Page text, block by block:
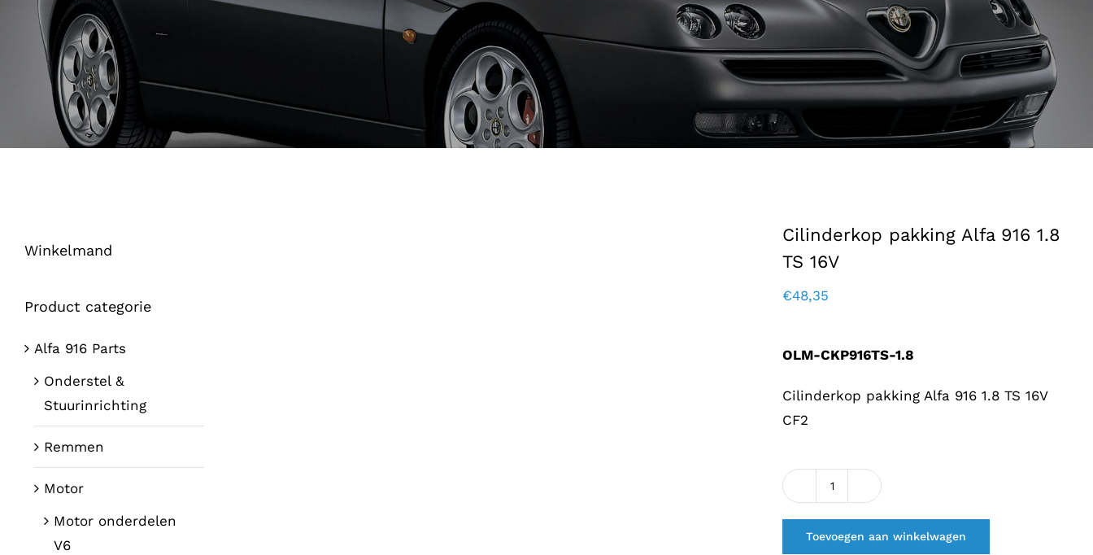
Cilinderkop pakking Alfa 916 1.8
TS 16V
€48,35
OLM-CKP916TS-1.8
Cilinderkop pakking Alfa 916 1.8 TS 16V
CF2
Cilinderkop
pakking
Alfa
Toevoegen aan winkelwagen
Winkelmand
Product categorie
Alfa 916 Parts
Onderstel &
Stuurinrichting
Remmen
Motor
Motor onderdelen
V6